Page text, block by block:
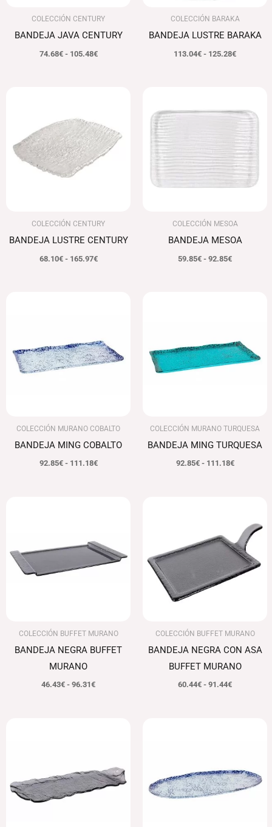
COLECCIÓN CENTURY
BANDEJA JAVA CENTURY
74.68€ - 105.48€
COLECCIÓN BARAKA
BANDEJA LUSTRE BARAKA
113.04€ - 125.28€
COLECCIÓN CENTURY
BANDEJA LUSTRE CENTURY
68.10€ - 165.97€
desde
68.10€
hasta
165.97€
COLECCIÓN MESOA
BANDEJA MESOA
59.85€ - 92.85€
precios:
desde
59.85€
hasta
92.85€
COLECCIÓN MURANO COBALTO
BANDEJA MING COBALTO
92.85€ - 111.18€
hasta
111.18€
COLECCIÓN MURANO TURQUESA
BANDEJA MING TURQUESA
92.85€ - 111.18€
hasta
111.18€
COLECCIÓN BUFFET MURANO
BANDEJA NEGRA BUFFET
MURANO
46.43€ - 96.31€
46.43€
hasta
96.31€
COLECCIÓN BUFFET MURANO
BANDEJA NEGRA CON ASA
BUFFET MURANO
60.44€ - 91.44€
precios:
desde
60.44€
hasta
91.44€
hasta
95.15€
hasta
128.34€